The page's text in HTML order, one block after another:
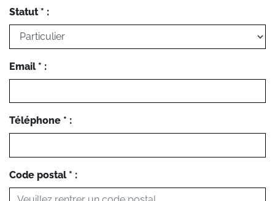
Statut * :
Email * :
Téléphone * :
Code postal * :